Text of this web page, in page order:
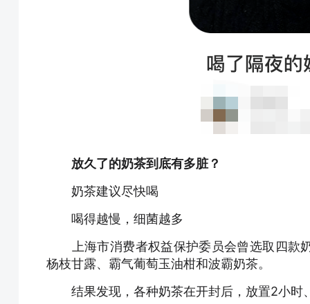
放久了的奶茶到底有多脏？
奶茶建议尽快喝
喝得越慢，细菌越多
上海市消费者权益保护委员会曾选取四款
杨枝甘露、霸气葡萄玉油柑和波霸奶茶。
结果发现，各种奶茶在开封后，放置2小时